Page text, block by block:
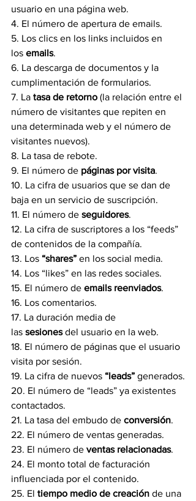
usuario en una página web.
4. El número de apertura de emails.
5. Los clics en los links incluidos en
los emails.
6. La descarga de documentos y la
cumplimentación de formularios.
7. La tasa de retorno (la relación entre el
número de visitantes que repiten en
una determinada web y el número de
visitantes nuevos).
8. La tasa de rebote.
9. El número de páginas por visita.
10. La cifra de usuarios que se dan de
baja en un servicio de suscripción.
11. El número de seguidores.
12. La cifra de suscriptores a los “feeds”
de contenidos de la compañía.
13. Los “shares” en los social media.
14. Los “likes” en las redes sociales.
15. El número de emails reenviados.
16. Los comentarios.
17. La duración media de
las sesiones del usuario en la web.
18. El número de páginas que el usuario
visita por sesión.
19. La cifra de nuevos “leads” generados.
20. El número de “leads” ya existentes
contactados.
21. La tasa del embudo de conversión.
22. El número de ventas generadas.
23. El número de ventas relacionadas.
24. El monto total de facturación
influenciada por el contenido.
25. El tiempo medio de creación de una